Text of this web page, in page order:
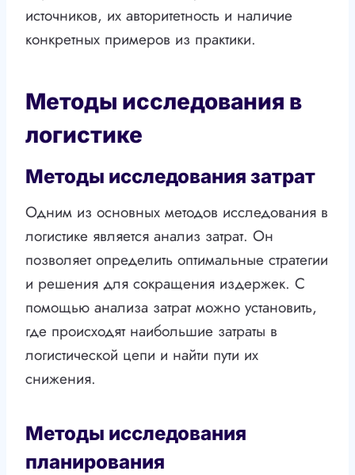
источников, их авторитетность и наличие
конкретных примеров из практики.
Методы исследования в
логистике
Методы исследования затрат
Одним из основных методов исследования в
логистике является анализ затрат. Он
позволяет определить оптимальные стратегии
и решения для сокращения издержек. С
помощью анализа затрат можно установить,
где происходят наибольшие затраты в
логистической цепи и найти пути их
снижения.
Методы исследования
планирования